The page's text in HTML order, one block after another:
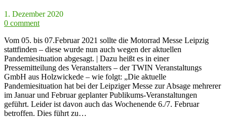
1. Dezember 2020
0 comment
Vom 05. bis 07.Februar 2021 sollte die Motorrad Messe Leipzig
stattfinden – diese wurde nun auch wegen der aktuellen
Pandemiesituation abgesagt. | Dazu heißt es in einer
Pressemitteilung des Veranstalters – der TWIN Veranstaltungs
GmbH aus Holzwickede – wie folgt: „Die aktuelle
Pandemiesituation hat bei der Leipziger Messe zur Absage mehrerer
im Januar und Februar geplanter Publikums-Veranstaltungen
geführt. Leider ist davon auch das Wochenende 6./7. Februar
betroffen. Dies führt zu…